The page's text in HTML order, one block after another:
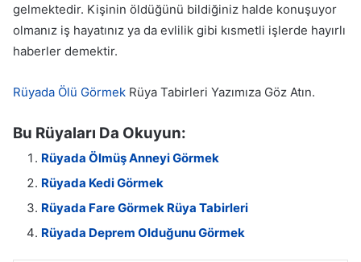
gelmektedir. Kişinin öldüğünü bildiğiniz halde konuşuyor
olmanız iş hayatınız ya da evlilik gibi kısmetli işlerde hayırlı
haberler demektir.
Rüyada Ölü Görmek Rüya Tabirleri Yazımıza Göz Atın.
Bu Rüyaları Da Okuyun:
Rüyada Ölmüş Anneyi Görmek
Rüyada Kedi Görmek
Rüyada Fare Görmek Rüya Tabirleri
Rüyada Deprem Olduğunu Görmek